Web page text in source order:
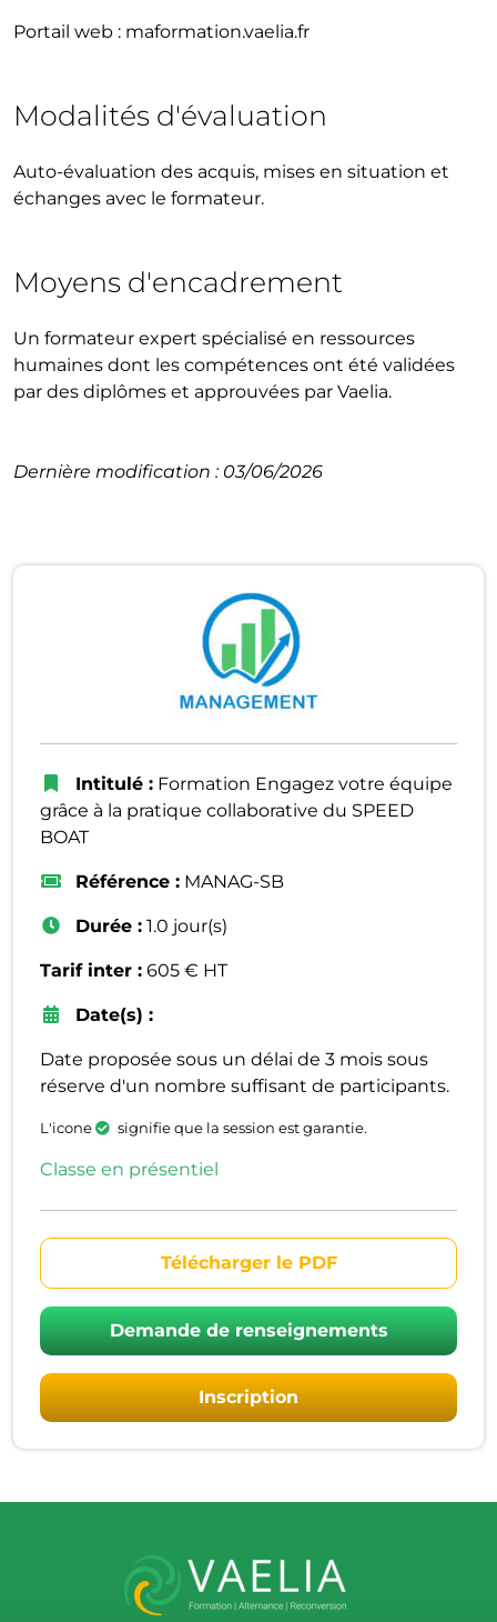
Portail web : maformation.vaelia.fr
Modalités d'évaluation
Auto-évaluation des acquis, mises en situation et
échanges avec le formateur.
Moyens d'encadrement
Un formateur expert spécialisé en ressources
humaines dont les compétences ont été validées
par des diplômes et approuvées par Vaelia.
Dernière modification : 03/06/2026
Intitulé : Formation Engagez votre équipe
grâce à la pratique collaborative du SPEED
BOAT
Référence : MANAG-SB
Durée : 1.0 jour(s)
Tarif inter : 605 € HT
Date(s) :
Date proposée sous un délai de 3 mois sous
réserve d'un nombre suffisant de participants.
L'icone signifie que la session est garantie.
Classe en présentiel
Télécharger le PDF
Demande de renseignements
Inscription